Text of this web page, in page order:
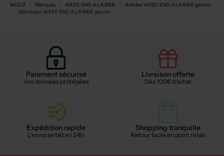
MODZ Marques WEEK END A LA MER
Articles WEEK END A LA MER garcon
Manteaux WEEK END A LA MER garcon
Paiement sécurisé
Vos données protégées
Livraison offerte
Dès 100€ d'achat
Expédition rapide
L'envoi se fait en 24H
Shopping tranquille
Retour facile en point relais